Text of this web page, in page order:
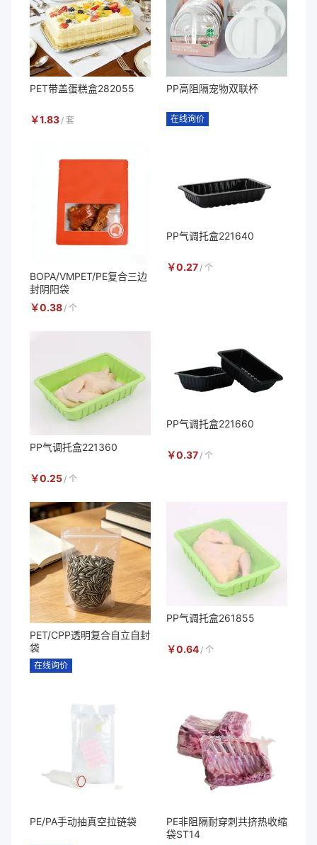
PET带盖蛋糕盒282055
￥1.83/ 套
PP高阻隔宠物双联杯
在线询价
BOPA/VMPET/PE复合三边
封阴阳袋
￥0.38/ 个
PP气调托盒221640
￥0.27/ 个
PP气调托盒221360
￥0.25 / 个
PP气调托盒221660
￥0.37/ 个
PET/CPP透明复合自立自封
袋
在线询价
PP气调托盒261855
￥0.64 / 个
PE/PA手动抽真空拉链袋
PE非阻隔耐穿刺共挤热收缩
袋ST14